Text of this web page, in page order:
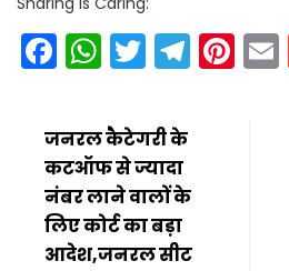
Facebook
WhatsApp
Twitter
जनरल कैटेगरी के
कटऑफ से ज्यादा
नंबर लाने वालों के
लिए कोर्ट का बड़ा
आदेश,जनरल सीट